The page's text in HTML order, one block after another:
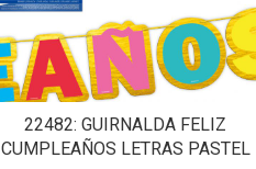
22482: GUIRNALDA FELIZ
CUMPLEAÑOS LETRAS PASTEL